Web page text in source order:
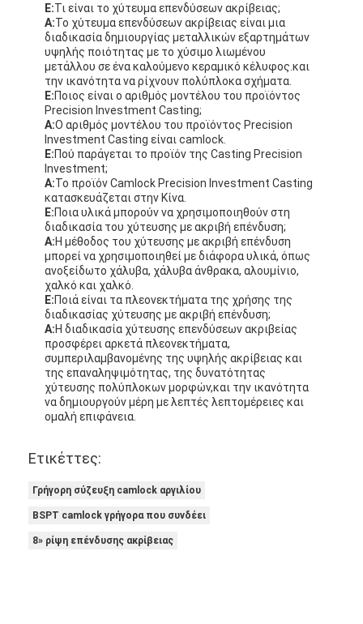
Ε:Τι είναι το χύτευμα επενδύσεων ακρίβειας;
Α:Το χύτευμα επενδύσεων ακρίβειας είναι μια
διαδικασία δημιουργίας μεταλλικών εξαρτημάτων
υψηλής ποιότητας με το χύσιμο λιωμένου
μετάλλου σε ένα καλούμενο κεραμικό κέλυφος.και
την ικανότητα να ρίχνουν πολύπλοκα σχήματα.
Ε:Ποιος είναι ο αριθμός μοντέλου του προϊόντος
Precision Investment Casting;
Α:Ο αριθμός μοντέλου του προϊόντος Precision
Investment Casting είναι camlock.
Ε:Πού παράγεται το προϊόν της Casting Precision
Investment;
Α:Το προϊόν Camlock Precision Investment Casting
κατασκευάζεται στην Κίνα.
Ε:Ποια υλικά μπορούν να χρησιμοποιηθούν στη
διαδικασία του χύτευσης με ακριβή επένδυση;
Α:Η μέθοδος του χύτευσης με ακριβή επένδυση
μπορεί να χρησιμοποιηθεί με διάφορα υλικά, όπως
ανοξείδωτο χάλυβα, χάλυβα άνθρακα, αλουμίνιο,
χαλκό και χαλκό.
Ε:Ποιά είναι τα πλεονεκτήματα της χρήσης της
διαδικασίας χύτευσης με ακριβή επένδυση;
Α:Η διαδικασία χύτευσης επενδύσεων ακριβείας
προσφέρει αρκετά πλεονεκτήματα,
συμπεριλαμβανομένης της υψηλής ακρίβειας και
της επαναληψιμότητας, της δυνατότητας
χύτευσης πολύπλοκων μορφών,και την ικανότητα
να δημιουργούν μέρη με λεπτές λεπτομέρειες και
ομαλή επιφάνεια.
Ετικέττες:
Γρήγορη σύζευξη camlock αργιλίου
BSPT camlock γρήγορα που συνδέει
8» ρίψη επένδυσης ακρίβειας